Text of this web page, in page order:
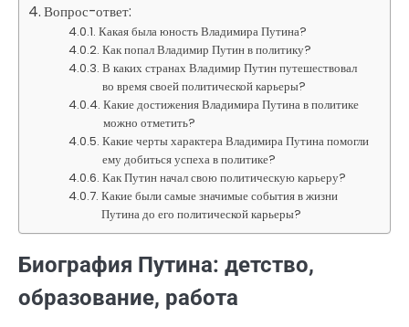
Вопрос-ответ:
Какая была юность Владимира Путина?
Как попал Владимир Путин в политику?
В каких странах Владимир Путин путешествовал
во время своей политической карьеры?
Какие достижения Владимира Путина в политике
можно отметить?
Какие черты характера Владимира Путина помогли
ему добиться успеха в политике?
Как Путин начал свою политическую карьеру?
Какие были самые значимые события в жизни
Путина до его политической карьеры?
Биография Путина: детство,
образование, работа